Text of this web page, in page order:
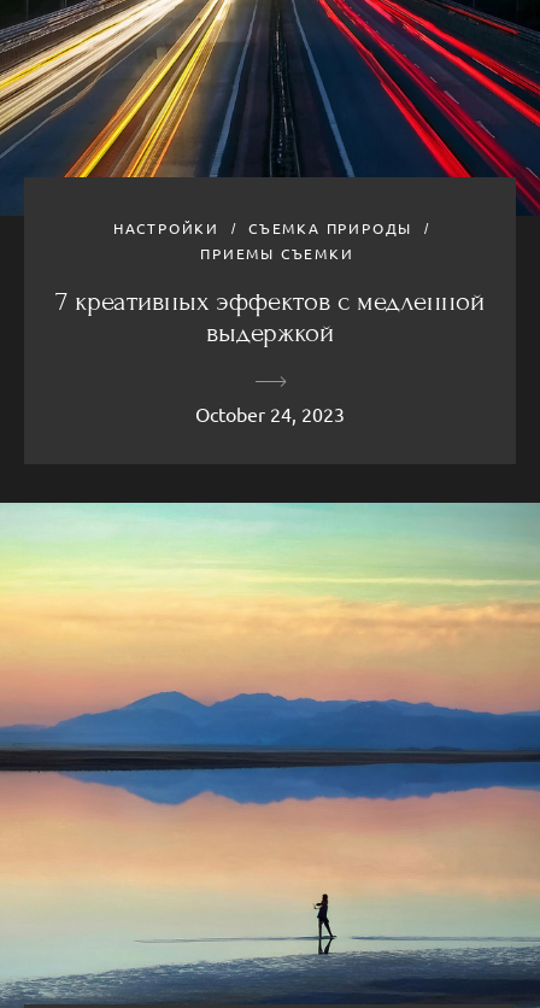
НАСТРОЙКИ
СЪЕМКА ПРИРОДЫ
ПРИЕМЫ СЪЕМКИ
7 креативных эффектов с медленной
выдержкой
October 24, 2023